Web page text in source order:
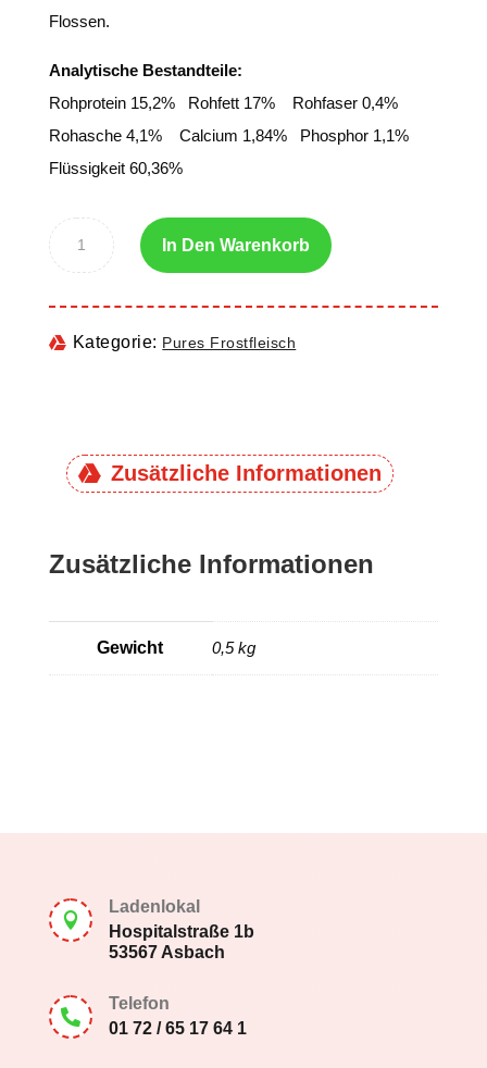
Flossen.
Analytische Bestandteile:
Rohprotein 15,2% Rohfett 17% Rohfaser 0,4%
Rohasche 4,1% Calcium 1,84% Phosphor 1,1%
Flüssigkeit 60,36%
In Den Warenkorb
Kategorie: Pures Frostfleisch
Zusätzliche Informationen
Zusätzliche Informationen
Gewicht 0,5 kg

Ladenlokal
Hospitalstraße 1b
53567 Asbach

Telefon
01 72 / 65 17 64 1